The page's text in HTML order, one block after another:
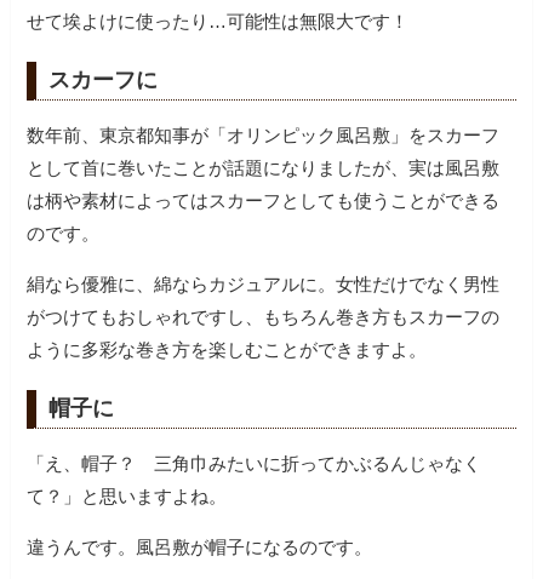
せて埃よけに使ったり…可能性は無限大です！
スカーフに
数年前、東京都知事が「オリンピック風呂敷」をスカーフ
として首に巻いたことが話題になりましたが、実は風呂敷
は柄や素材によってはスカーフとしても使うことができる
のです。
絹なら優雅に、綿ならカジュアルに。女性だけでなく男性
がつけてもおしゃれですし、もちろん巻き方もスカーフの
ように多彩な巻き方を楽しむことができますよ。
帽子に
「え、帽子？ 三角巾みたいに折ってかぶるんじゃなく
て？」と思いますよね。
違うんです。風呂敷が帽子になるのです。